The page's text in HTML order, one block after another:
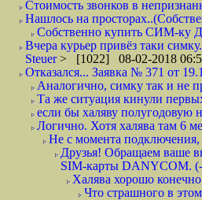
Стоимость звонков в
Нашлось на
Собственно купить СИМ-ку
Вчера курьер привёз таки
Steuer> [1022] 08-02-2018
Отказался... Заявка № 371 от
Аналогично, симку так и не
Та же ситуация кинули
если бы халяву полугодовую
Логично. Хотя халява там 6
Не с момента подключения,
Друзья! Обращаем ваше
SIM-карты DANYCOM.
Халява хорошо
Что страшного в